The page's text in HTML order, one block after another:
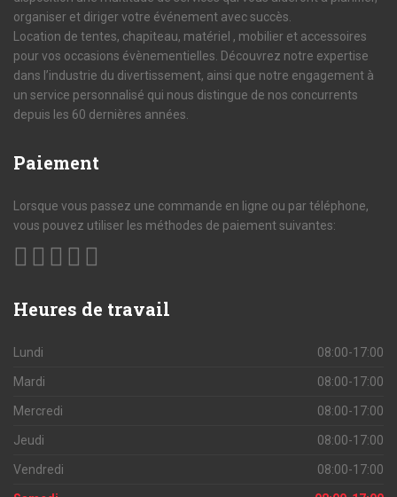
organiser et diriger votre événement avec succès.
Location de tentes, chapiteau, matériel , mobilier et accessoires
pour vos occasions évènementielles. Découvrez notre expertise
dans l’industrie du divertissement, ainsi que notre engagement à
un service personnalisé qui nous distingue de nos concurrents
depuis les 60 dernières années.
Paiement
Lorsque vous passez une commande en ligne ou par téléphone,
vous pouvez utiliser les méthodes de paiement suivantes:
Heures de travail
Lundi 08:00-17:00
Mardi 08:00-17:00
Mercredi 08:00-17:00
Jeudi 08:00-17:00
Vendredi 08:00-17:00